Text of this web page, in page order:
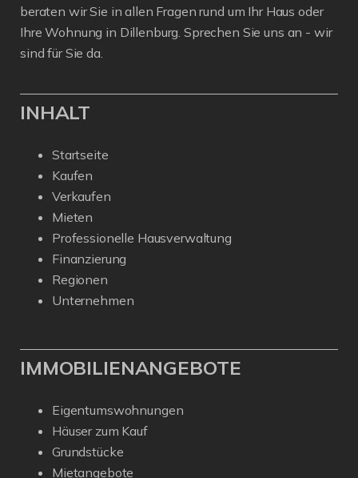
beraten wir Sie in allen Fragen rund um Ihr Haus oder
Ihre Wohnung in Dillenburg. Sprechen Sie uns an - wir
sind für Sie da.
INHALT
Startseite
Kaufen
Verkaufen
Mieten
Professionelle Hausverwaltung
Finanzierung
Regionen
Unternehmen
IMMOBILIENANGEBOTE
Eigentumswohnungen
Häuser zum Kauf
Grundstücke
Mietangebote